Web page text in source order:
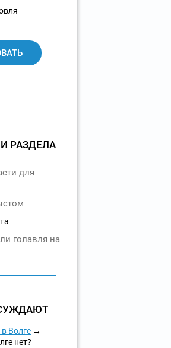
РАЗДЕЛА
для
голавля на
Волге
нет?